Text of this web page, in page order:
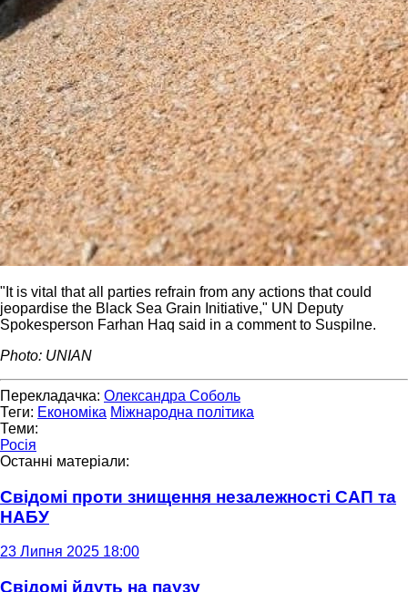
"It is vital that all parties refrain from any actions that could
jeopardise the Black Sea Grain Initiative," UN Deputy
Spokesperson Farhan Haq said in a comment to Suspilne.
Photo: UNIAN
Перекладачка: Олександра Соболь
Теги: Економіка Міжнародна політика
Теми:
Росія
Останні матеріали:
Свідомі проти знищення незалежності САП та
НАБУ
23 Липня 2025 18:00
Свідомі йдуть на паузу